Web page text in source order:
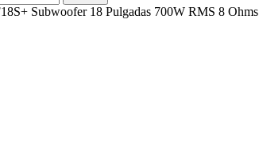
Subwoofer 18 Pulgadas 700W RMS 8 Ohms